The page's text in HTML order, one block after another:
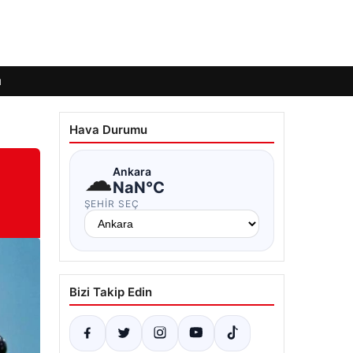
Hava Durumu
☁Ankara
NaN°C
ŞEHIR SEÇ
Bizi Takip Edin